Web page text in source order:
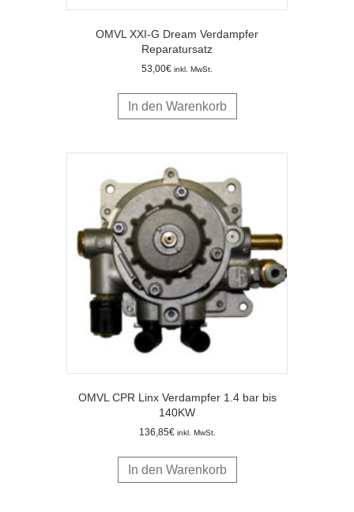
OMVL XXI-G Dream Verdampfer
Reparatursatz
53,00€ inkl. MwSt.
In den Warenkorb
OMVL CPR Linx Verdampfer 1.4 bar bis
140KW
136,85€ inkl. MwSt.
In den Warenkorb